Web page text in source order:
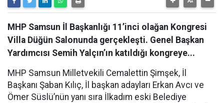
MHP Samsun İl Başkanlığı 11’inci olağan Kongresi
Villa Düğün Salonunda gerçekleşti. Genel Başkan
Yardımcısı Semih Yalçın’ın katıldığı kongreye...
MHP Samsun Milletvekili Cemalettin Şimşek, İl
Başkanı Şaban Kılıç, İl başkan adayları Erkan Avcı ve
Ömer Süslü’nün yanı sıra İlkadım eski Belediye